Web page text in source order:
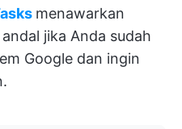
menawarkan
jika Anda sudah
Google dan ingin